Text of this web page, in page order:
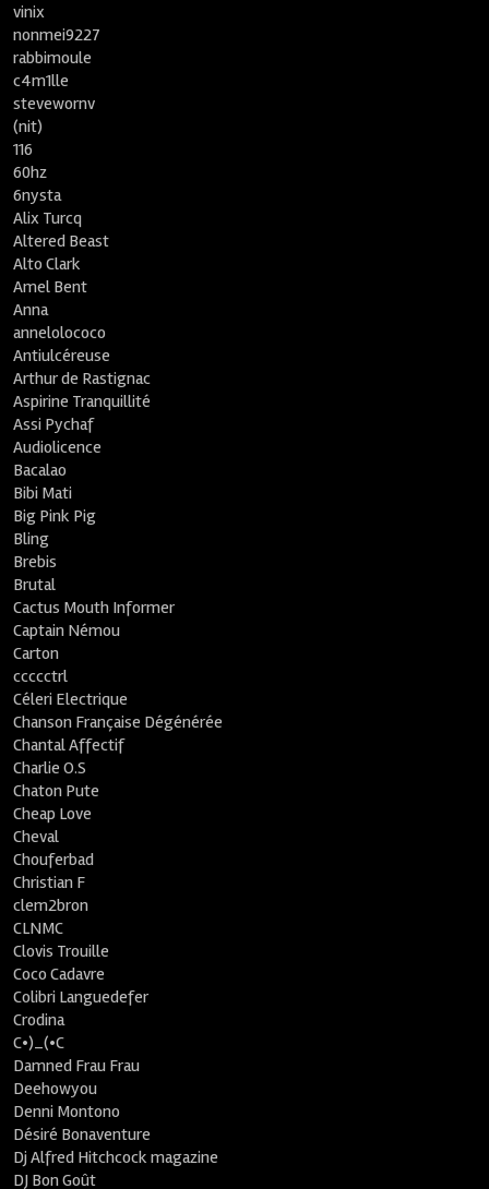
vinix
nonmei9227
rabbimoule
c4m1lle
stevewornv
(nit)
116
60hz
6nysta
Alix Turcq
Altered Beast
Alto Clark
Amel Bent
Anna
annelolococo
Antiulcéreuse
Arthur de Rastignac
Aspirine Tranquillité
Assi Pychaf
Audiolicence
Bacalao
Bibi Mati
Big Pink Pig
Bling
Brebis
Brutal
Cactus Mouth Informer
Captain Némou
Carton
ccccctrl
Céleri Electrique
Chanson Française Dégénérée
Chantal Affectif
Charlie O.S
Chaton Pute
Cheap Love
Cheval
Chouferbad
Christian F
clem2bron
CLNMC
Clovis Trouille
Coco Cadavre
Colibri Languedefer
Crodina
C•)_(•C
Damned Frau Frau
Deehowyou
Denni Montono
Désiré Bonaventure
Dj Alfred Hitchcock magazine
DJ Bon Goût